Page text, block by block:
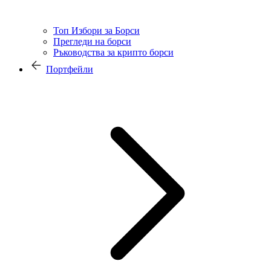
Топ Избори за Борси
Прегледи на борси
Ръководства за крипто борси
Портфейли